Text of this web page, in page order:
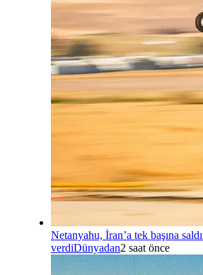
Netanyahu, İran’a tek başına
verdiDünyadan2 saat önce